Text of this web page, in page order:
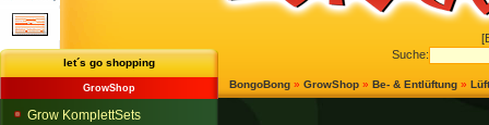
BongoBong » GrowShop » Be- & Entlüftung »
let´s go shopping
GrowShop
Grow KomplettSets
Suche: